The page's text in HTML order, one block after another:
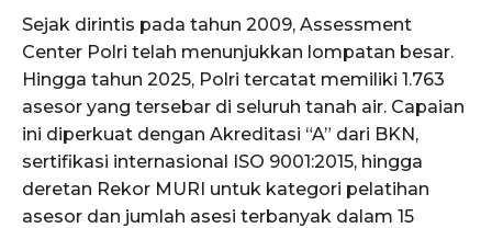
Sejak dirintis pada tahun 2009, Assessment
Center Polri telah menunjukkan lompatan besar.
Hingga tahun 2025, Polri tercatat memiliki 1.763
asesor yang tersebar di seluruh tanah air. Capaian
ini diperkuat dengan Akreditasi “A” dari BKN,
sertifikasi internasional ISO 9001:2015, hingga
deretan Rekor MURI untuk kategori pelatihan
asesor dan jumlah asesi terbanyak dalam 15